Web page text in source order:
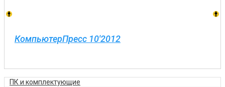
КомпьютерПресс 10'2012
ПК и комплектующие